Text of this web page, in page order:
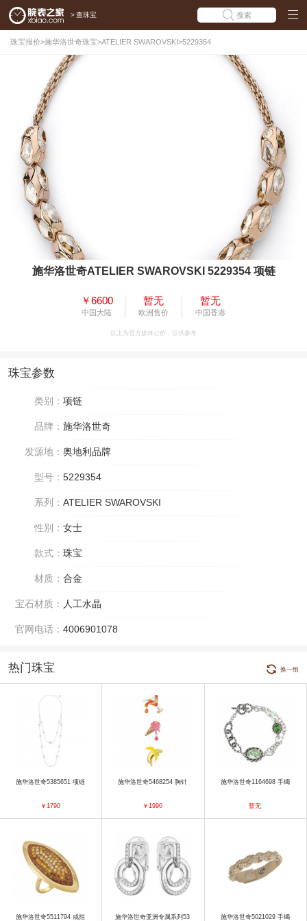
> 查珠宝 搜索
珠宝报价>施华洛世奇珠宝>ATELIER SWAROVSKI>5229354
施华洛世奇ATELIER SWAROVSKI 5229354 项链
￥6600
中国大陆
暂无
欧洲售价
暂无
中国香港
以上为官方媒体公价，仅供参考
珠宝参数
类别： 项链
品牌： 施华洛世奇
发源地： 奥地利品牌
型号： 5229354
系列： ATELIER SWAROVSKI
性别： 女士
款式： 珠宝
材质： 合金
宝石材质： 人工水晶
官网电话： 4006901078
热门珠宝 换一组
施华洛世奇5385651 项链
￥1790
施华洛世奇5468254 胸针
￥1990
施华洛世奇1164698 手镯
暂无
施华洛世奇5511794 戒指 施华洛世奇亚洲专属系列53 施华洛世奇5021029 手镯